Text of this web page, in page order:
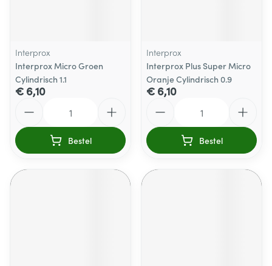
Interprox
Interprox Micro Groen
Cylindrisch 1.1
€ 6,10
Bestel
Interprox
Interprox Plus Super Micro
Oranje Cylindrisch 0.9
€ 6,10
Bestel